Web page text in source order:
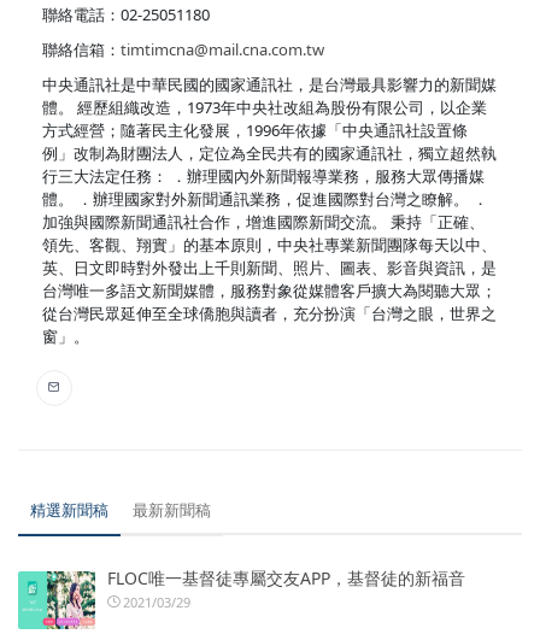
聯絡電話：02-25051180
聯絡信箱： timtimcna@mail.cna.com.tw
中央通訊社是中華民國的國家通訊社，是台灣最具影響力的新聞媒
體。 經歷組織改造，1973年中央社改組為股份有限公司，以企業
方式經營；隨著民主化發展，1996年依據「中央通訊社設置條
例」改制為財團法人，定位為全民共有的國家通訊社，獨立超然執
行三大法定任務： ．辦理國內外新聞報導業務，服務大眾傳播媒
體。 ．辦理國家對外新聞通訊業務，促進國際對台灣之瞭解。 ．
加強與國際新聞通訊社合作，增進國際新聞交流。 秉持「正確、
領先、客觀、翔實」的基本原則，中央社專業新聞團隊每天以中、
英、日文即時對外發出上千則新聞、照片、圖表、影音與資訊，是
台灣唯一多語文新聞媒體，服務對象從媒體客戶擴大為閱聽大眾；
從台灣民眾延伸至全球僑胞與讀者，充分扮演「台灣之眼，世界之
窗」。
精選新聞稿 最新新聞稿
FLOC唯一基督徒專屬交友APP，基督徒的新福音
2021/03/29